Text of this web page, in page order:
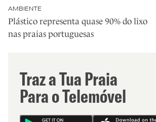
AMBIENTE
Plástico representa quase 90% do lixo
nas praias portuguesas
Traz a Tua Praia
Para o Telemóvel